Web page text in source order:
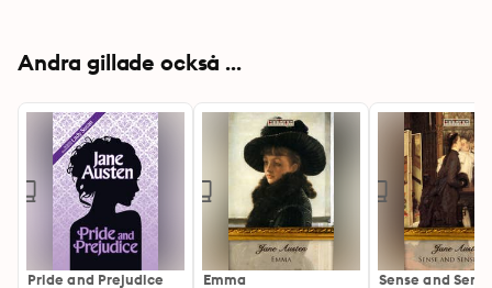
Andra gillade också ...
Pride and Prejudice Emma Sense and